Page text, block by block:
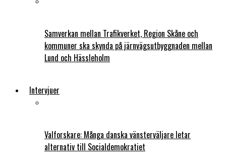
Samverkan mellan Trafikverket, Region Skåne och
kommuner ska skynda på järnvägsutbyggnaden mellan
Lund och Hässleholm
Intervjuer
Valforskare: Många danska vänsterväljare letar
alternativ till Socialdemokratiet